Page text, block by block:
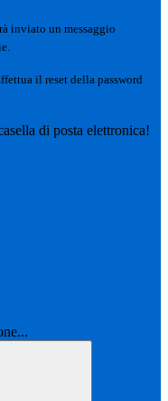
inviato un messaggio
il reset della password
di posta elettronica!